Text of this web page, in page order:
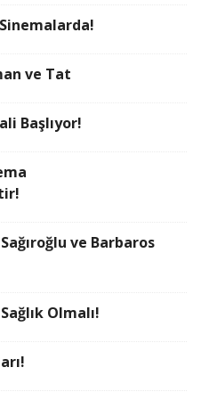
ve Tat
Başlıyor!
ve Barbaros
Olmalı!